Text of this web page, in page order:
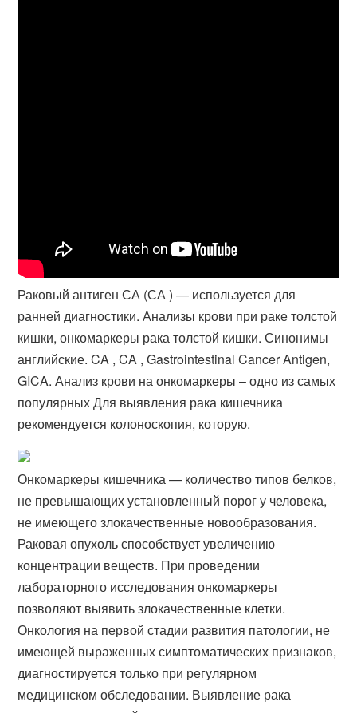
Раковый антиген СА (СА ) — используется для
ранней диагностики. Анализы крови при раке толстой
кишки, онкомаркеры рака толстой кишки. Синонимы
английские. CA , CA , Gastrointestinal Cancer Antigen,
GICA​. Анализ крови на онкомаркеры – одно из самых
популярных Для выявления рака кишечника
рекомендуется колоноскопия, которую.
Онкомаркеры кишечника — количество типов белков,
не превышающих установленный порог у человека,
не имеющего злокачественные новообразования.
Раковая опухоль способствует увеличению
концентрации веществ. При проведении
лабораторного исследования онкомаркеры
позволяют выявить злокачественные клетки.
Онкология на первой стадии развития патологии, не
имеющей выраженных симптоматических признаков,
диагностируется только при регулярном
медицинском обследовании. Выявление рака